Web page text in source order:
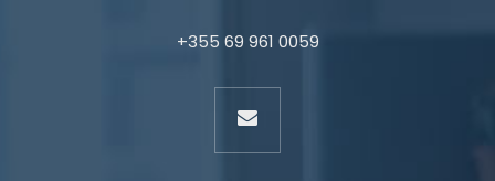
+355 69 961 0059